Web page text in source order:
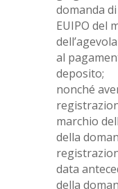
domanda
EUIPO del
al
deposito;
nonché
marchio
della
data
della